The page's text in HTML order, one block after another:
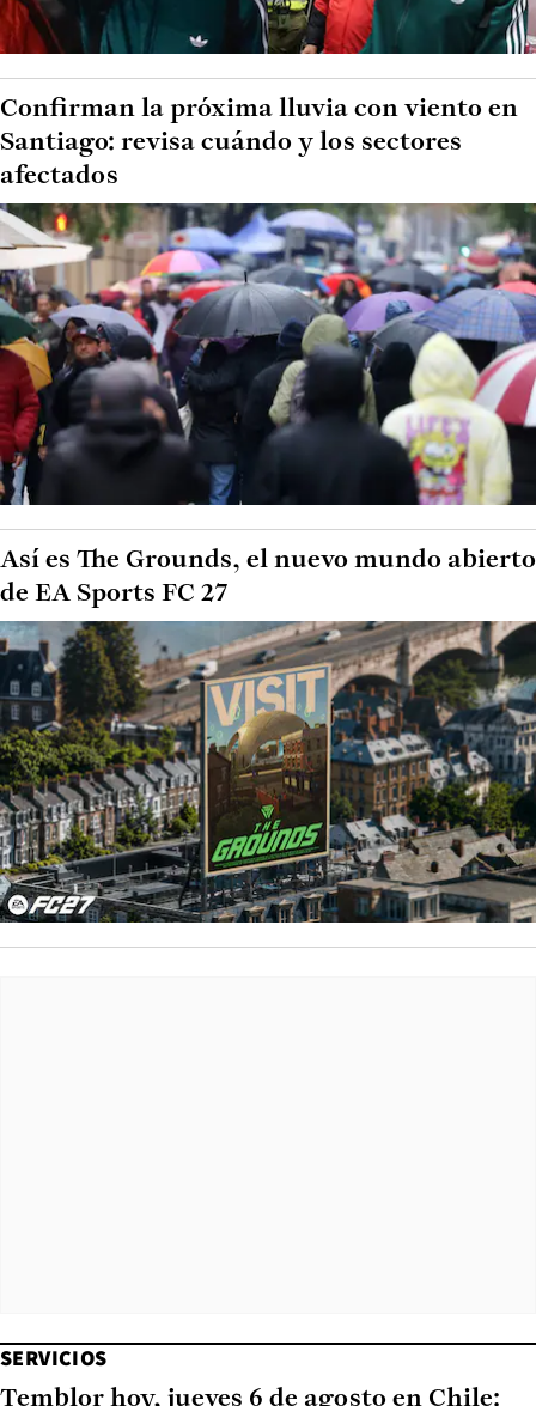
Confirman la próxima lluvia con viento en
Santiago: revisa cuándo y los sectores
afectados
Así es The Grounds, el nuevo mundo abierto
de EA Sports FC 27
SERVICIOS
Temblor hoy, jueves 6 de agosto en Chile: